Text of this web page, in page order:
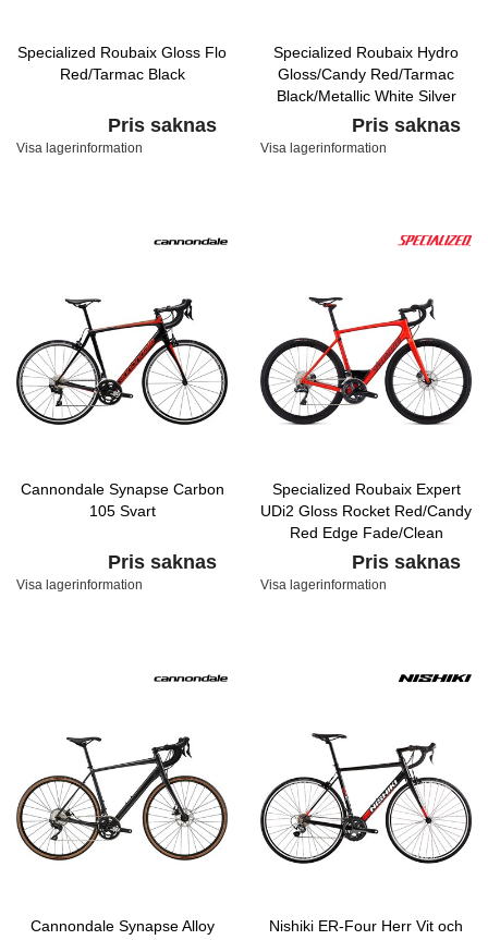
Specialized Roubaix Gloss Flo
Red/Tarmac Black
Pris saknas
Visa lagerinformation
Specialized Roubaix Hydro
Gloss/Candy Red/Tarmac
Black/Metallic White Silver
Pris saknas
Visa lagerinformation
Cannondale Synapse Carbon
105 Svart
Pris saknas
Visa lagerinformation
Specialized Roubaix Expert
UDi2 Gloss Rocket Red/Candy
Red Edge Fade/Clean
Pris saknas
Visa lagerinformation
Cannondale Synapse Alloy
Nishiki ER-Four Herr Vit och